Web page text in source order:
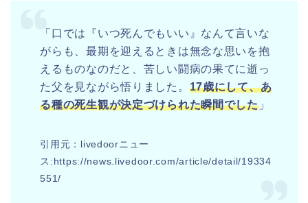
「口では『いつ死んでもいい』なんて言いな
がらも、最期を迎えるときは無念な思いを抱
えるものなのだと、苦しい闘病の果てに逝っ
た父を見ながら悟りました。 17歳にして、あ
る種の死生観が決定づけられた瞬間でした」
引用元：livedoorニュー
ス:https://news.livedoor.com/article/detail/19334
551/